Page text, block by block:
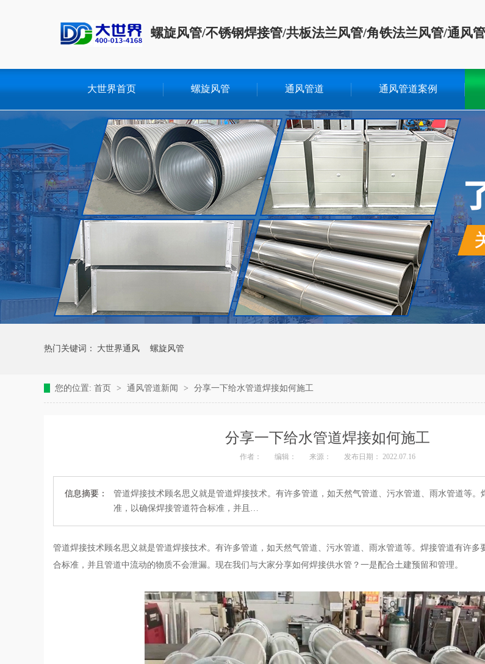
螺旋风管/不锈钢焊接管/共板法兰风管/角铁法兰风管/通风
大世界首页 螺旋风管 通风管道 通风管道案例
热门关键词： 大世界通风 螺旋风管
您的位置: 首页 > 通风管道新闻 > 分享一下给水管道焊接如何施工
分享一下给水管道焊接如何施工
作者： 编辑： 来源： 发布日期： 2022.07.16
信息摘要：
管道焊接技术顾名思义就是管道焊接技术。有许多管道，如天然气管道、污水管道、雨水管道等。
准，以确保焊接管道符合标准，并且…
管道焊接技术顾名思义就是管道焊接技术。有许多管道，如天然气管道、污水管道、雨水管道等。焊接管道有许多
合标准，并且管道中流动的物质不会泄漏。现在我们与大家分享如何焊接供水管？一是配合土建预留和管理。